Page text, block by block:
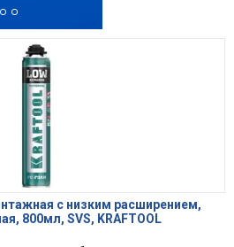
с низким расширением,
800мл, SVS, KRAFTOOL